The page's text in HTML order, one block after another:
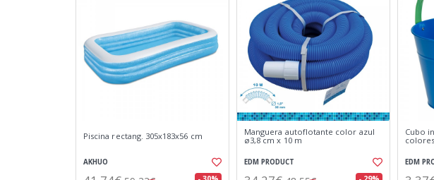
Piscina rectang. 305x183x56 cm
AKHUO
Manguera autoflotante color azul
ø3,8 cm x 10 m
EDM PRODUCT
Cubo
EDM